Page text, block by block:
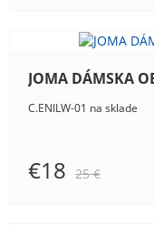
JOMA DÁMSKA
C.ENILW-01 na sklade
€18 25 €